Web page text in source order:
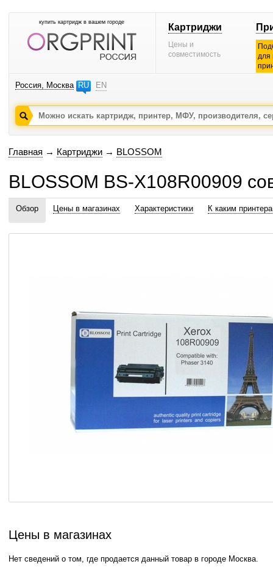
купить картридж в вашем городе Картриджи
Цены и
совместимость
для
Россия, Москва RU EN
Главная → Картриджи → BLOSSOM
BLOSSOM BS-X108R00909
Обзор Цены в магазинах Характеристики К каким
Цены в магазинах
Нет сведений о том, где продается данный товар в городе Москва.